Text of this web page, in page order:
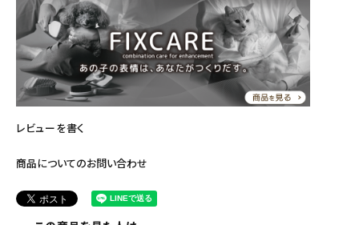
レビューを書く
商品についてのお問い合わせ